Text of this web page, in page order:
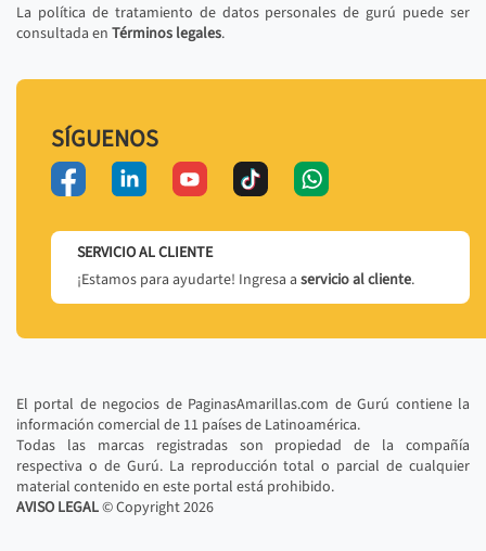
La política de tratamiento de datos personales de gurú puede ser
consultada en Términos legales.
SÍGUENOS
SERVICIO AL CLIENTE
¡Estamos para ayudarte! Ingresa a servicio al cliente.
El portal de negocios de PaginasAmarillas.com de Gurú contiene la
información comercial de 11 países de Latinoamérica.
Todas las marcas registradas son propiedad de la compañía
respectiva o de Gurú. La reproducción total o parcial de cualquier
material contenido en este portal está prohibido.
AVISO LEGAL© Copyright2026